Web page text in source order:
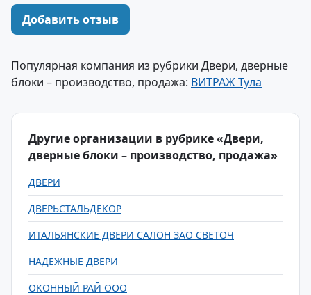
Добавить отзыв
Популярная компания из рубрики Двери, дверные
блоки – производство, продажа: ВИТРАЖ Тула
Другие организации в рубрике «Двери,
дверные блоки – производство, продажа»
ДВЕРИ
ДВЕРЬСТАЛЬДЕКОР
ИТАЛЬЯНСКИЕ ДВЕРИ САЛОН ЗАО СВЕТОЧ
НАДЕЖНЫЕ ДВЕРИ
ОКОННЫЙ РАЙ ООО